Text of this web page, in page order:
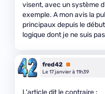
visent, avec un système
exemple. A mon avis la
principaux depuis le
logique dont je ne suis
fred42 Premium
Le 17 janvier à 11h39